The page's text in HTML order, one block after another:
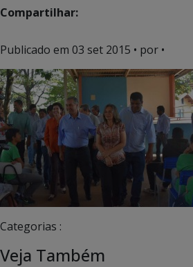
Compartilhar:
Publicado em 03 set 2015 • por •
Categorias :
Veja Também